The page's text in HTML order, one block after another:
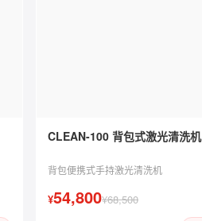
CLEAN-100 背包式激光清洗机
背包便携式手持激光清洗机
¥54,800¥68,500